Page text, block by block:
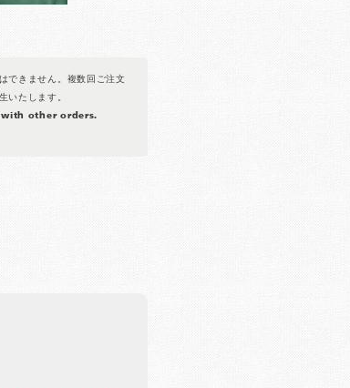
できません。複数回ご注文
いたします。
other orders.